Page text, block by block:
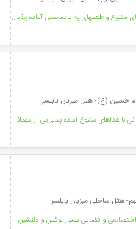
هتل پنج ستاره میزبان با رستورانی از انواع غذاهای متنوع و طعمهای به یادماندنی آماده پذیرایی از مسافرا
هتل 4 ستاره میزبان با اتاق هایی لوکس و رستورانی با غذاهای متنوع آماده پذیرایی از مهمانان گرامی است
هتل ساحلی میزبان بابلسر
هتل ساحلی میزبان بابلسر هتلی نوساز با ساحلی اختصاصی و فضایی بسیار لوکس و دلنشین برای اقامت مهمانان